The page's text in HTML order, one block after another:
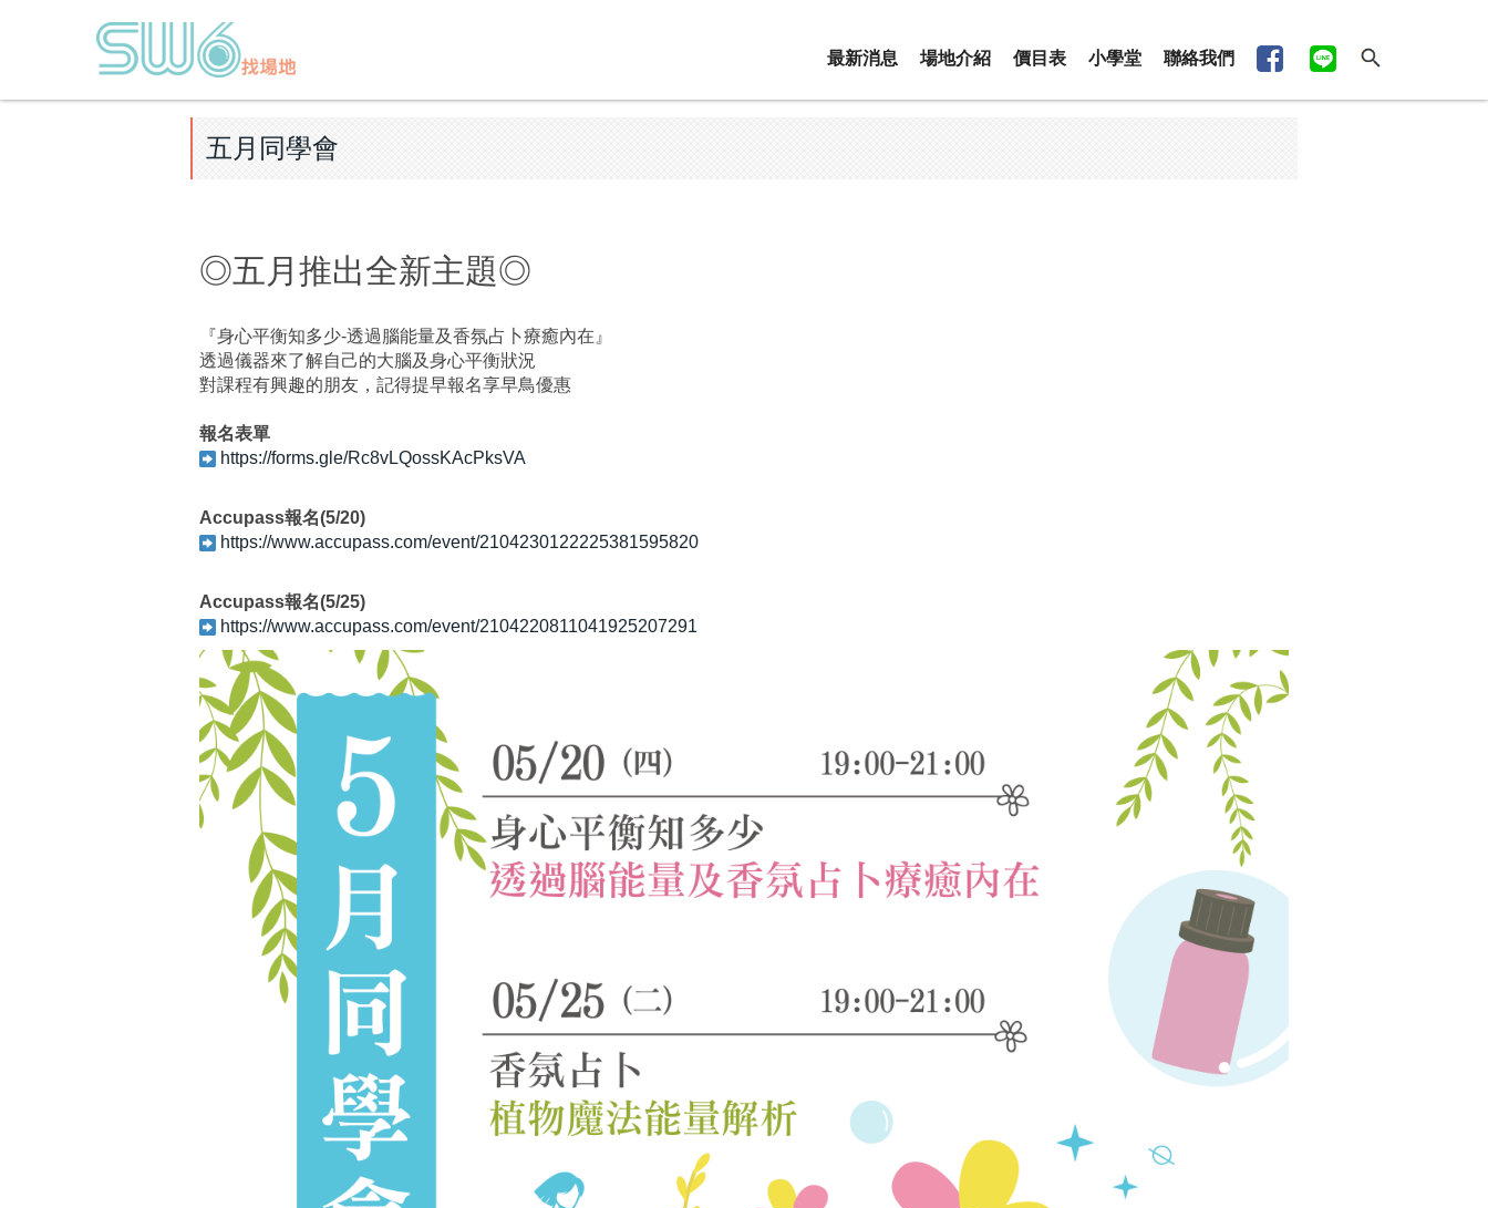
最新消息 場地介紹 價目表 小學堂 聯絡我們
五月同學會
◎五月推出全新主題◎
『身心平衡知多少-透過腦能量及香氛占卜療癒內在』
透過儀器來了解自己的大腦及身心平衡狀況
對課程有興趣的朋友，記得提早報名享早鳥優惠
報名表單
https://forms.gle/Rc8vLQossKAcPksVA
Accupass報名(5/20)
https://www.accupass.com/event/2104230122225381595820
Accupass報名(5/25)
https://www.accupass.com/event/2104220811041925207291